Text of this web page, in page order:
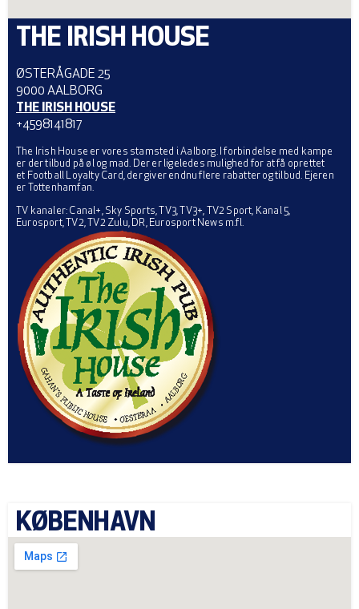
THE IRISH HOUSE
ØSTERÅGADE 25
9000 AALBORG
THE IRISH HOUSE
+4598141817
The Irish House er vores stamsted i Aalborg. I forbindelse med kampe
er der tilbud på øl og mad. Der er ligeledes mulighed for at få oprettet
et Football Loyalty Card, der giver endnu flere rabatter og tilbud. Ejeren
er Tottenhamfan.
TV kanaler: Canal+, Sky Sports, TV3, TV3+, TV2 Sport, Kanal 5,
Eurosport, TV2, TV2 Zulu, DR, Eurosport News m.fl.
KØBENHAVN